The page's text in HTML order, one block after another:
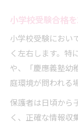
小学校受験合格
小学校受験におい
く左右します。特
や、「慶應義塾幼
庭環境が問われる
保護者は日頃から
く、正確な情報収